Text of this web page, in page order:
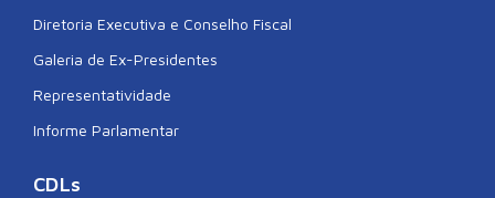
Diretoria Executiva e Conselho Fiscal
Galeria de Ex-Presidentes
Representatividade
Informe Parlamentar
CDLs